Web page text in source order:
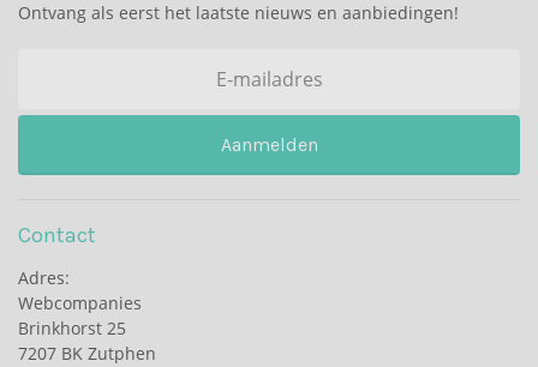
Ontvang als eerst het laatste nieuws en aanbiedingen!
Aanmelden
Contact
Adres:
Webcompanies
Brinkhorst 25
7207 BK Zutphen